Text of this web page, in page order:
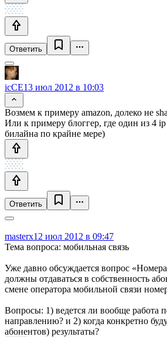
Ответить
icCE13 июл 2012 в 10:03
Возмем к примеру amazon, долеко не
Или к примеру блоггер, где один из 4
билайна по крайне мере)
Ответить
masterx12 июл 2012 в 09:47
Тема вопроса: мобильная связь
Уже давно обсуждается вопрос
должны отдаваться в собственность
смене оператора мобильной связи
Вопросы: 1) ведется ли вообще работа
направлению? и 2) когда конкретно
абонентов) результаты?